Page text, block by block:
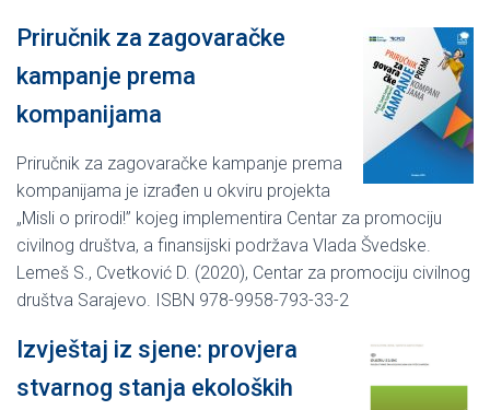
Priručnik za zagovaračke
kampanje prema
kompanijama
Priručnik za zagovaračke kampanje prema
kompanijama je izrađen u okviru projekta
„Misli o prirodi!” kojeg implementira Centar za promociju
civilnog društva, a finansijski podržava Vlada Švedske.
Lemeš S., Cvetković D. (2020), Centar za promociju civilnog
društva Sarajevo. ISBN 978-9958-793-33-2
Izvještaj iz sjene: provjera
stvarnog stanja ekoloških